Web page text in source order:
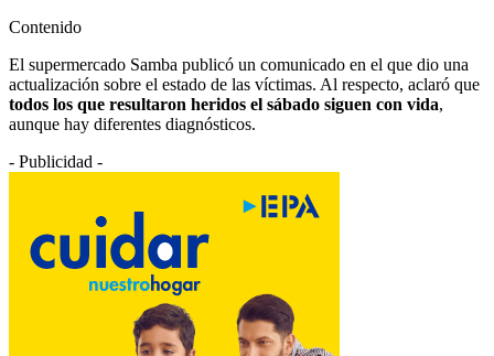
Contenido
El supermercado Samba publicó un comunicado en el que dio una
actualización sobre el estado de las víctimas. Al respecto, aclaró que
todos los que resultaron heridos el sábado siguen con vida,
aunque hay diferentes diagnósticos.
- Publicidad -